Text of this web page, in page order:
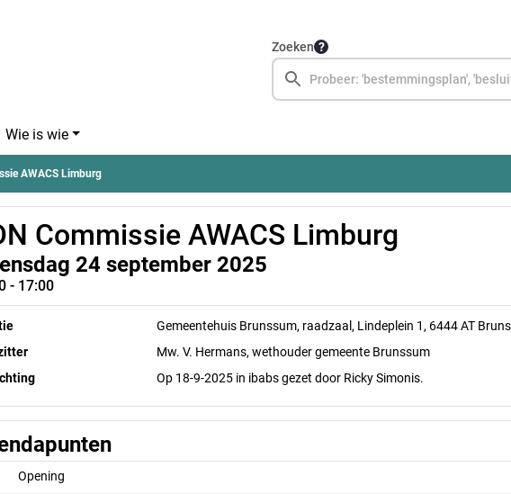
Zoeken
Wie is wie
AWACS Limburg
Commissie AWACS Limburg
24 september 2025
- 17:00
Gemeentehuis Brunssum, raadzaal, Lindeplein 1, 6444 AT
Mw. V. Hermans, wethouder gemeente Brunssum
Op 18-9-2025 in ibabs gezet door Ricky Simonis.
Opening